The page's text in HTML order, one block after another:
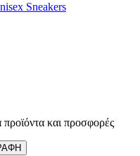
Sneakers
και προσφορές